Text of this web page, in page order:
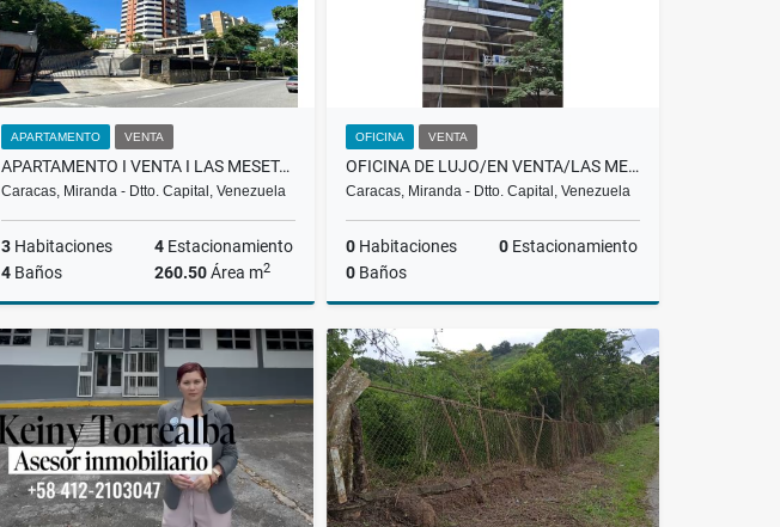
APARTAMENTO VENTA
APARTAMENTO I VENTA I LAS MESETAS I BARUTA I 340 MIL I CP
Caracas, Miranda - Dtto. Capital, Venezuela
3 Habitaciones 4 Estacionamiento
4 Baños 260.50Área m2
Venta
US$340,000
OFICINA VENTA
OFICINA DE LUJO/EN VENTA/LAS MERCEDES/TORRE PROMENADE-T-1/ PP
Caracas, Miranda - Dtto. Capital, Venezuela
0 Habitaciones 0 Estacionamiento
0 Baños
Venta
US$357,400